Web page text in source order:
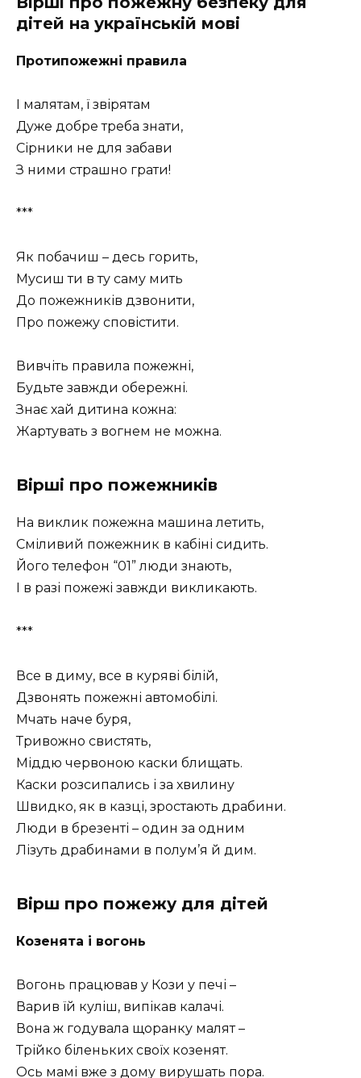
дітей на українській мові
Протипожежні правила
І малятам, ї звірятам
Дуже добре треба знати,
Сірники не для забави
З ними страшно грати!
***
Як побачиш – десь горить,
Мусиш ти в ту саму мить
До пожежників дзвонити,
Про пожежу сповістити.
Вивчіть правила пожежні,
Будьте завжди обережні.
Знає хай дитина кожна:
Жартувать з вогнем не можна.
Вірші про пожежників
На виклик пожежна машина летить,
Сміливий пожежник в кабіні сидить.
Його телефон “01” люди знають,
І в разі пожежі завжди викликають.
***
Все в диму, все в куряві білій,
Дзвонять пожежні автомобілі.
Мчать наче буря,
Тривожно свистять,
Міддю червоною каски блищать.
Каски розсипались і за хвилину
Швидко, як в казці, зростають драбини.
Люди в брезенті – один за одним
Лізуть драбинами в полум’я й дим.
Вірш про пожежу для дітей
Козенята і вогонь
Вогонь працював у Кози у печі –
Варив їй куліш, випікав калачі.
Вона ж годувала щоранку малят –
Трійко біленьких своїх козенят.
Ось мамі вже з дому вирушать пора.